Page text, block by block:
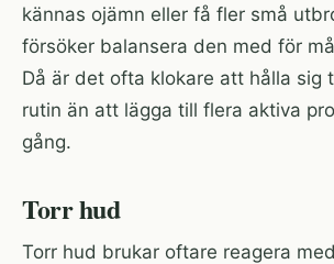
kännas ojämn eller få fler små
försöker balansera den med för
Då är det ofta klokare att hålla sig
rutin än att lägga till flera aktiva
gång.
Torr hud
Torr hud brukar oftare reagera